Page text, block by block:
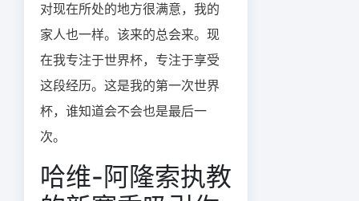
对现在所处的地方很满意，我的
家人也一样。该来的总会来。现
在我专注于世界杯，专注于享受
这段经历。这是我的第一次世界
杯，谁知道会不会也是最后一
次。
哈维-阿隆索执教